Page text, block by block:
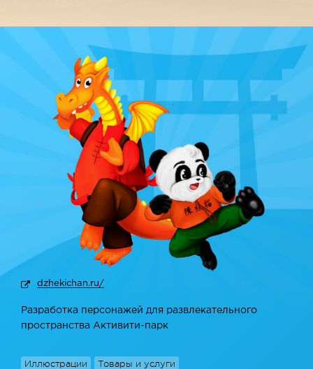
dzhekichan.ru/
Разработка персонажей для развлекательного
пространства Активити-парк
Иллюстрации Товары и услуги